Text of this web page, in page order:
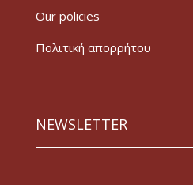
Our policies
Πολιτική απορρήτου
NEWSLETTER